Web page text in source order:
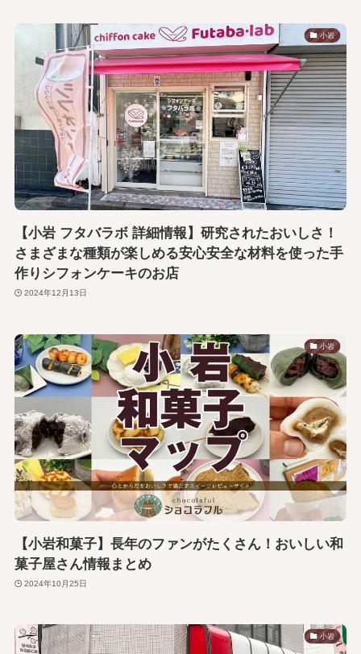
小岩
【小岩 フタバラボ 詳細情報】研究されたおいしさ！
さまざまな種類が楽しめる安心安全な材料を使った手
作りシフォンケーキのお店
2024年12月13日
小岩
【小岩和菓子】長年のファンがたくさん！おいしい和
菓子屋さん情報まとめ
2024年10月25日
小岩